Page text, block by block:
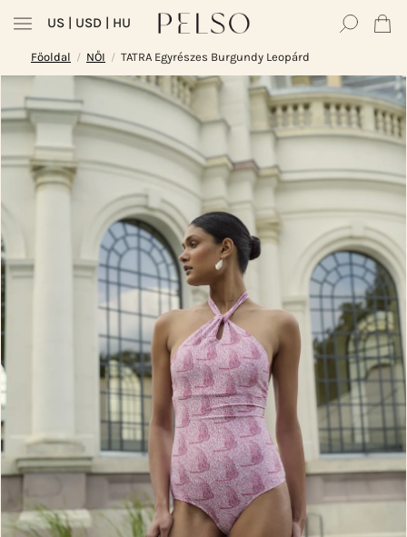
US | USD | HU
Főoldal / NŐI / TATRA Egyrészes Burgundy Leopárd